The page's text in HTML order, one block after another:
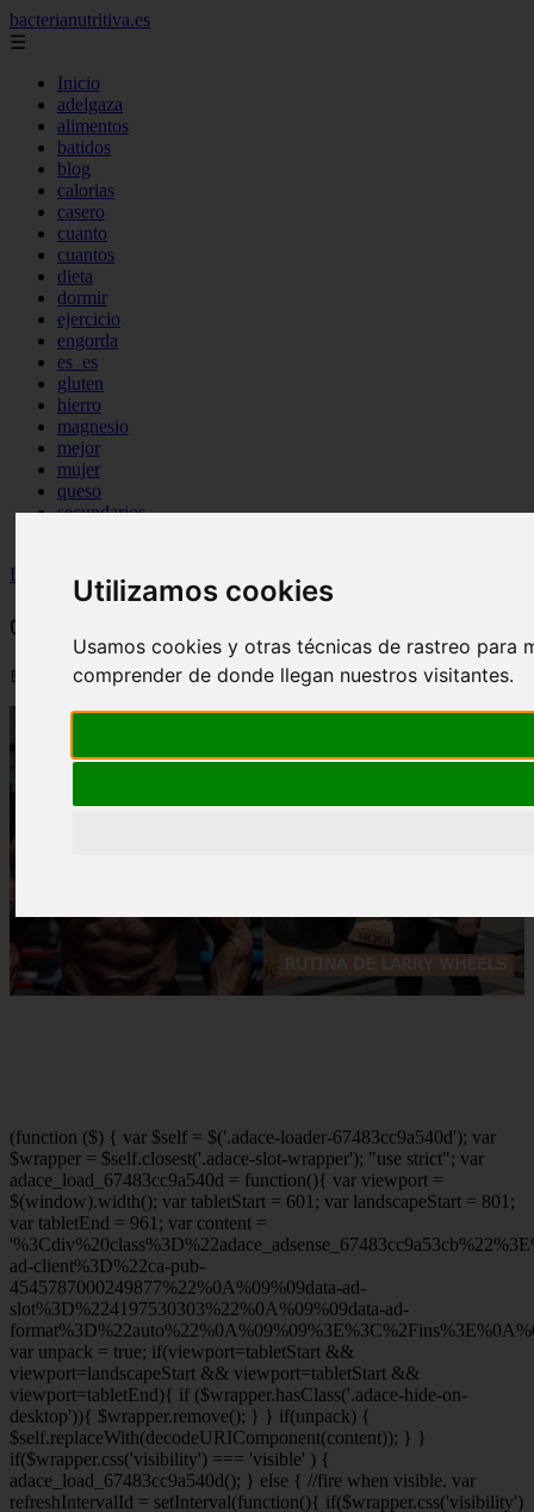
Utilizamos cookies
Usamos cookies y otras técnicas de rastreo para
comprender de donde llegan nuestros visitantes.
bacterianutritiva.es
☰
Inicio
adelgaza
alimentos
batidos
blog
calorias
casero
cuanto
cuantos
dieta
dormir
ejercicio
engorda
es_es
gluten
hierro
magnesio
mejor
mujer
queso
secundarios
Inicio
wfitzone ✅ Rutina y dieta de Larry Wheels -
✅ Rutina y dieta de Larry Wheels -
📅 07/09/2025
(function ($) { var $self = $('.adace-loader-67483cc9a540d'); var
$wrapper = $self.closest('.adace-slot-wrapper'); "use strict"; var
adace_load_67483cc9a540d = function(){ var viewport =
$(window).width(); var tabletStart = 601; var landscapeStart = 801;
var tabletEnd = 961; var content =
ad-client%3D%22ca-pub-
4545787000249877%22%0A%09%09data-ad-
slot%3D%224197530303%22%0A%09%09data-ad-
var unpack = true; if(viewport=tabletStart &&
viewport=landscapeStart && viewport=tabletStart &&
viewport=tabletEnd){ if ($wrapper.hasClass('.adace-hide-on-
desktop')){ $wrapper.remove(); } } if(unpack) {
$self.replaceWith(decodeURIComponent(content)); } }
if($wrapper.css('visibility') === 'visible' ) {
adace_load_67483cc9a540d(); } else { //fire when visible. var
refreshIntervalId = setInterval(function(){ if($wrapper.css('visibility')